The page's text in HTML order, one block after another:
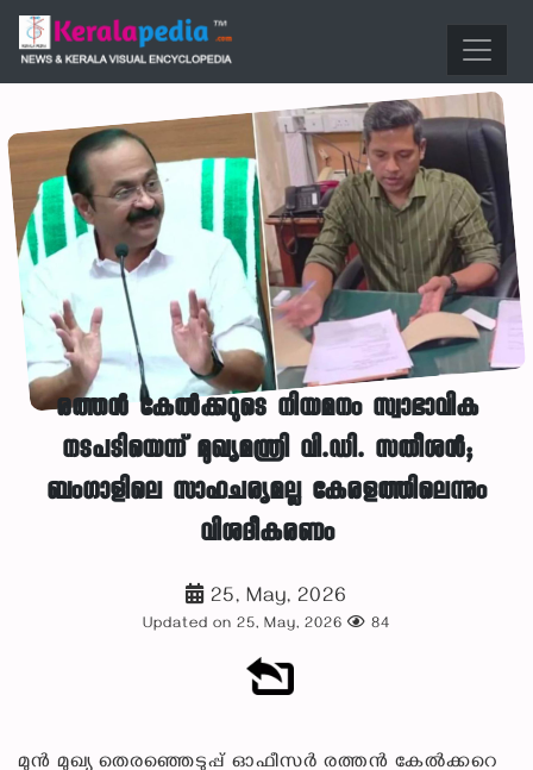
രത്തൻ കേൽക്കറുടെ നിയമനം സ്വാഭാവിക
നടപടിയെന്ന് മുഖ്യമന്ത്രി വി.ഡി. സതീശൻ;
ബംഗാളിലെ സാഹചര്യമല്ല കേരളത്തിലെന്നും
വിശദീകരണം
25, May, 2026
Updated on 25, May, 2026 84
മുൻ മുഖ്യ തെരഞ്ഞെടുപ്പ് ഓഫീസർ രത്തൻ കേൽക്കറെ